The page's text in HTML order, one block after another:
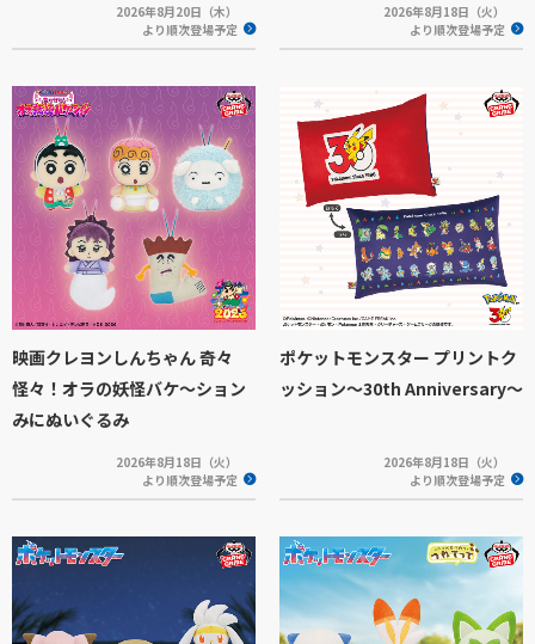
2026年8月20日（木）
より順次登場予定
2026年8月18日（火）
より順次登場予定
映画クレヨンしんちゃん 奇々
怪々！オラの妖怪バケ～ション
みにぬいぐるみ
2026年8月18日（火）
より順次登場予定
ポケットモンスター プリントク
ッション～30th Anniversary～
2026年8月18日（火）
より順次登場予定